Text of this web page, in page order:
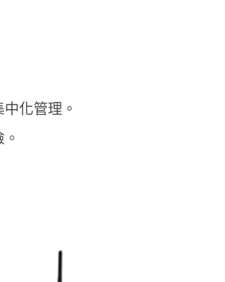
化管理。